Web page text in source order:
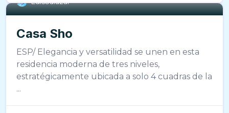
Casa Sho
ESP/ Elegancia y versatilidad se unen en esta
residencia moderna de tres niveles,
estratégicamente ubicada a solo 4 cuadras de la
...